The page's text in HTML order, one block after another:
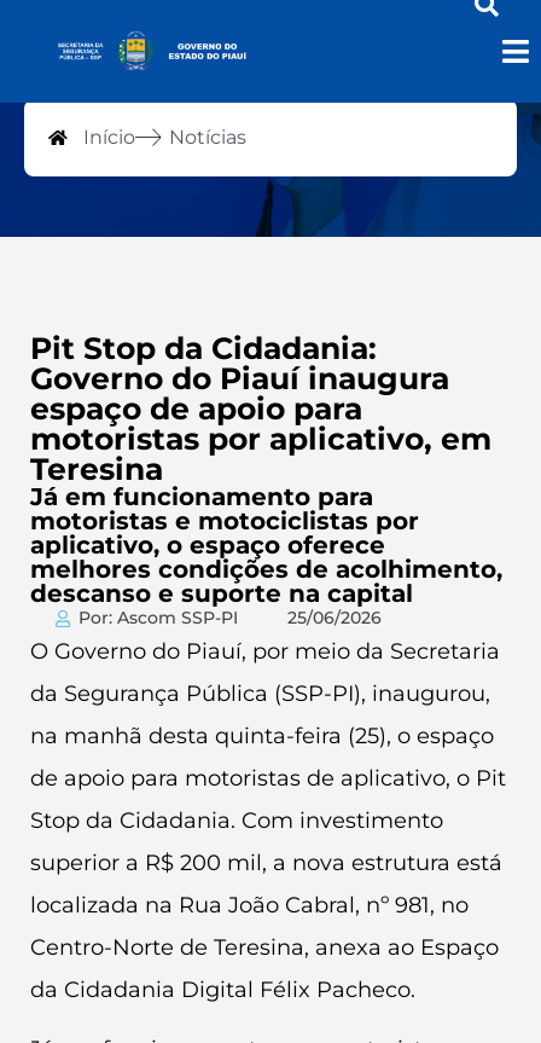
Notícias
Início Notícias
Pit Stop da Cidadania:
Governo do Piauí inaugura
espaço de apoio para
motoristas por aplicativo, em
Teresina
Já em funcionamento para
motoristas e motociclistas por
aplicativo, o espaço oferece
melhores condições de acolhimento,
descanso e suporte na capital
Por: Ascom SSP-PI 25/06/2026
O Governo do Piauí, por meio da Secretaria
da Segurança Pública (SSP-PI), inaugurou,
na manhã desta quinta-feira (25), o espaço
de apoio para motoristas de aplicativo, o Pit
Stop da Cidadania. Com investimento
superior a R$ 200 mil, a nova estrutura está
localizada na Rua João Cabral, nº 981, no
Centro-Norte de Teresina, anexa ao Espaço
da Cidadania Digital Félix Pacheco.